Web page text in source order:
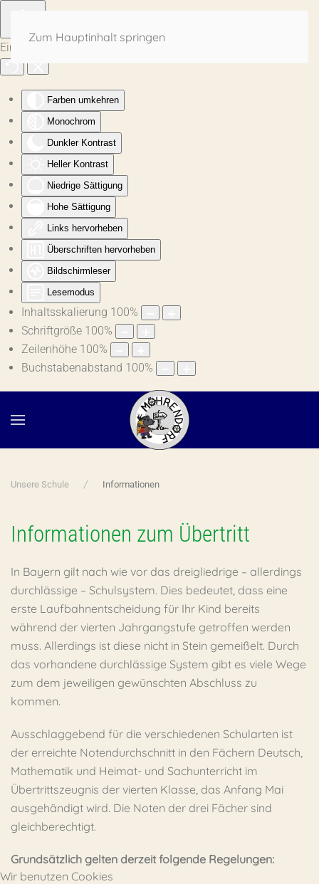
Eingabehilfen öffnen
Farben umkehren
Monochrom
Dunkler Kontrast
Heller Kontrast
Niedrige Sättigung
Hohe Sättigung
Links hervorheben
Überschriften hervorheben
Bildschirmleser
Lesemodus
Inhaltsskalierung 100%
Schriftgröße 100%
Zeilenhöhe 100%
Buchstabenabstand 100%
Zum Hauptinhalt springen
Unsere Schule Informationen
Informationen zum Übertritt
In Bayern gilt nach wie vor das dreigliedrige – allerdings
durchlässige – Schulsystem. Dies bedeutet, dass eine
erste Laufbahnentscheidung für Ihr Kind bereits
während der vierten Jahrgangstufe getroffen werden
muss. Allerdings ist diese nicht in Stein gemeißelt. Durch
das vorhandene durchlässige System gibt es viele Wege
zum dem jeweiligen gewünschten Abschluss zu
kommen.
Ausschlaggebend für die verschiedenen Schularten ist
der erreichte Notendurchschnitt in den Fächern Deutsch,
Mathematik und Heimat- und Sachunterricht im
Übertrittszeugnis der vierten Klasse, das Anfang Mai
ausgehändigt wird. Die Noten der drei Fächer sind
gleichberechtigt.
Grundsätzlich gelten derzeit folgende Regelungen:
Wir benutzen Cookies